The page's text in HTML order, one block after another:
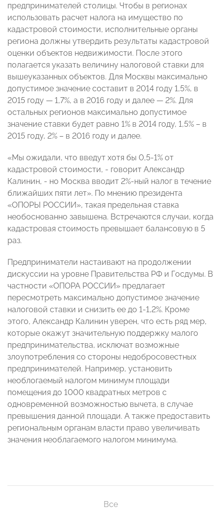
предпринимателей столицы. Чтобы в регионах
использовать расчет налога на имущество по
кадастровой стоимости, исполнительные органы
региона должны утвердить результаты кадастровой
оценки объектов недвижимости. После этого
полагается указать величину налоговой ставки для
вышеуказанных объектов. Для Москвы максимально
допустимое значение составит в 2014 году 1,5%, в
2015 году — 1,7%, а в 2016 году и далее — 2%. Для
остальных регионов максимально допустимое
значение ставки будет равно 1% в 2014 году, 1,5% – в
2015 году, 2% – в 2016 году и далее.
«Мы ожидали, что введут хотя бы 0,5-1% от
кадастровой стоимости, - говорит Александр
Калинин, - но Москва вводит 2%-ный налог в течение
ближайших пяти лет». По мнению президента
«ОПОРЫ РОССИИ», такая предельная ставка
необоснованно завышена. Встречаются случаи, когда
кадастровая стоимость превышает балансовую в 5
раз.
Предприниматели настаивают на продолжении
дискуссии на уровне Правительства РФ и Госдумы. В
частности «ОПОРА РОССИИ» предлагает
пересмотреть максимально допустимое значение
налоговой ставки и снизить ее до 1-1,2%. Кроме
этого, Александр Калинин уверен, что есть ряд мер,
которые окажут значительную поддержку малого
предпринимательства, исключат возможные
злоупотребления со стороны недобросовестных
предпринимателей. Например, установить
необлогаемый налогом минимум площади
помещения до 1000 квадратных метров с
одновременной возможностью вычета, в случае
превышения данной площади. А также предоставить
региональным органам власти право увеличивать
значения необлагаемого налогом минимума.
Все